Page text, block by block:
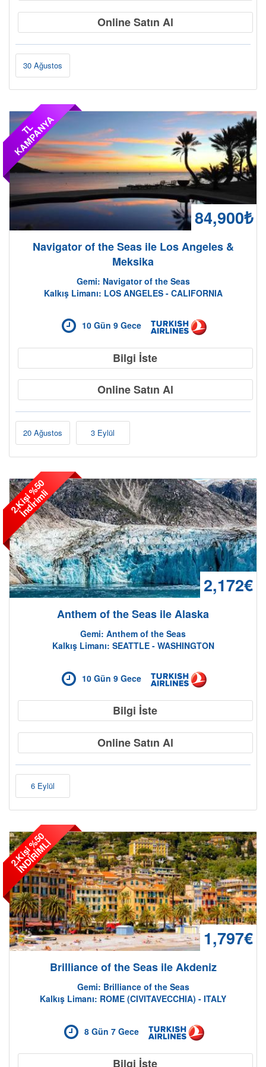
Kampanyalı Turlar
Online Satın Al
30 Ağustos
T
L
K
A
M
P
A
N
Y
A
84,900₺
Navigator of the Seas ile Los Angeles &
Meksika
Gemi: Navigator of the Seas
Kalkış Limanı: LOS ANGELES - CALIFORNIA
10 Gün 9 Gece
Bilgi İste
Online Satın Al
20 Ağustos 3 Eylül
2
.
K
i
ş
i
%
5
0
İ
n
d
i
r
i
m
l
i
2,172€
Anthem of the Seas ile Alaska
Gemi: Anthem of the Seas
Kalkış Limanı: SEATTLE - WASHINGTON
10 Gün 9 Gece
Bilgi İste
Online Satın Al
6 Eylül
2
.
K
i
ş
i
%
5
0
İ
N
D
İ
R
İ
M
L
İ
1,797€
Brilliance of the Seas ile Akdeniz
Gemi: Brilliance of the Seas
Kalkış Limanı: ROME (CIVITAVECCHIA) - ITALY
8 Gün 7 Gece
Bilgi İste